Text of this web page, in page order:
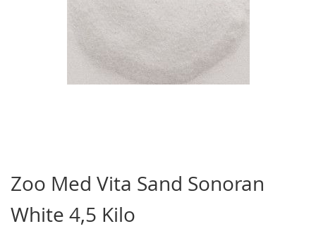
het
begin
van
de
Zoo Med Vita Sand Sonoran
White 4,5 Kilo